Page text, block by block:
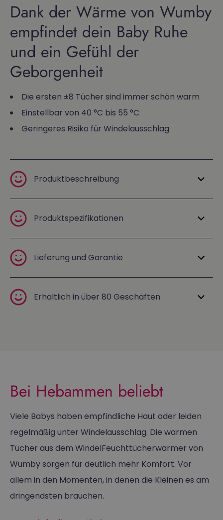
Dank der Wärme von Wumby
empfindet dein Baby Ruhe
und ein Gefühl der
Geborgenheit
Die ersten ±8 Tücher sind immer schön warm
Einstellbar von 40 °C bis 55 °C
Geringeres Risiko für Windelausschlag
Produktbeschreibung
Produktspezifikationen
Lieferung und Garantie
Erhältlich in über 80 Geschäften
Bei Hebammen beliebt
Viele Babys haben empfindliche Haut oder leiden
regelmäßig unter Windelausschlag. Die warmen
Tücher aus dem WindelFeuchttücherwärmer von
Wumby sorgen für deutlich mehr Komfort. Vor
allem in den Momenten, in denen die Kleinen es am
dringendsten brauchen.